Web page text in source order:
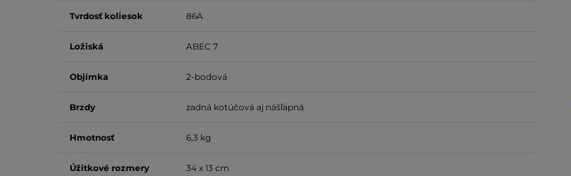
Tvrdosť koliesok 86A
Ložiská ABEC 7
Objímka 2-bodová
Brzdy zadná kotúčová aj nášľapná
Hmotnosť 6,3 kg
Úžitkové rozmery 34 x 13 cm